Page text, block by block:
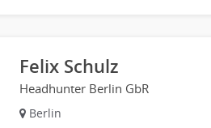
Felix Schulz
Headhunter Berlin GbR
Berlin